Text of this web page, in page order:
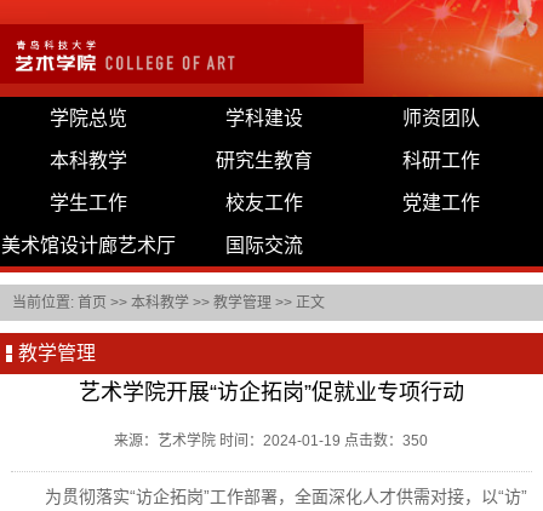
学院总览 学科建设 师资团队
本科教学 研究生教育 科研工作
学生工作 校友工作 党建工作
美术馆设计廊艺术厅 国际交流
当前位置: 首页 >> 本科教学 >> 教学管理 >> 正文
教学管理
艺术学院开展“访企拓岗”促就业专项行动
来源：艺术学院 时间：2024-01-19 点击数：350
为贯彻落实“访企拓岗”工作部署，全面深化人才供需对接，以“访”